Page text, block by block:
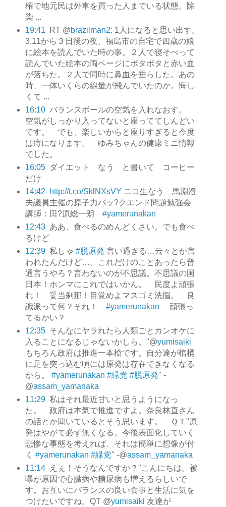
権で地元民は外車を買った人までいる状態。除
染 ...
19:41
RT @brazilman2: 1人になると思い出す。
3.11から３日後の夜、福島市の自宅で四歳の娘
に絵本を読んでいた時の事。２人で寝そべって
読んでいた絵本の両ページにポタポタと赤い血
が落ちた。２人で同時に鼻血を垂らした。あの
時、一体いくらの線量が飛んでいたのか。悔し
くて ...
16:10 バランスボールの空気を入れなおす。
空気がしっかり入ってないと座っててしんどい
です。 でも、楽しいからと座りすぎると今度
は痔になります。 ゆみちゃんの健康ミニ情報
でした。
16:05
ダイエット なう と書いて コーヒー
だけ
14:42
http://t.co/SklNXsVY ニコ生なう 馬淵澄
夫議員主催の原子力バッ?クエンド問題勉強会
講師：田?原総一朗 #yamerunakan
12:43 ああ、食べるのめんどくさい。でも食べ
るけど
12:39 私しゃ #脱原発 言い過ぎる…云々とか言
われたんだけど…。これだけのことあったら普
通言うやろ？言わないのが不思議。不思議の国
日本！ホンマにこれではいかん。 民度よ頑張
れ！ 妥当刹那！目覚めよマスゴミ洗脳。 良
識派って何？それ！ #yamerunakan 頑張っ
てるかい？
12:35 そんなにヤラれたら人類ごとカンオケに
入ることになるじゃないかしら。"@yumisaiki
もちろん政府は推進一本槍です。自分達が棺桶
に足を突っ込む頃には原発は存在できなくなる
から。 #yamerunakan #緑党 #脱原発" -
@assam_yamanaka
11:29 私はそれ最近甘いと思うようになっ
た。 政府は本気で推進ですよ。奈良林直さん
の話とか聞いているとそう思います。 ＱＴ"原
発はやがて必ず無くなる。今後表面化していく
悲惨な事態を考えれば、それは簡単に想像が付
く #yamerunakan #緑党" -@assam_yamanaka
11:14
えぇ！そうなんですか？"こんにちは。被
曝が原因で心臓病や糖尿病も増えるらしいで
す。お互いにバランスの良い食事と生活に気を
つけたいですね。QT @yumisaiki 友達が